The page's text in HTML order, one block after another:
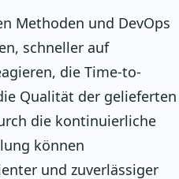
Methoden und DevOps
schneller auf
die Time-to-
Qualität der gelieferten
die kontinuierliche
können
und zuverlässiger